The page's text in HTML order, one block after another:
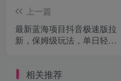
上一篇
最新蓝海项目抖音极速版拉
新，保姆级玩法，单日轻松
相关推荐